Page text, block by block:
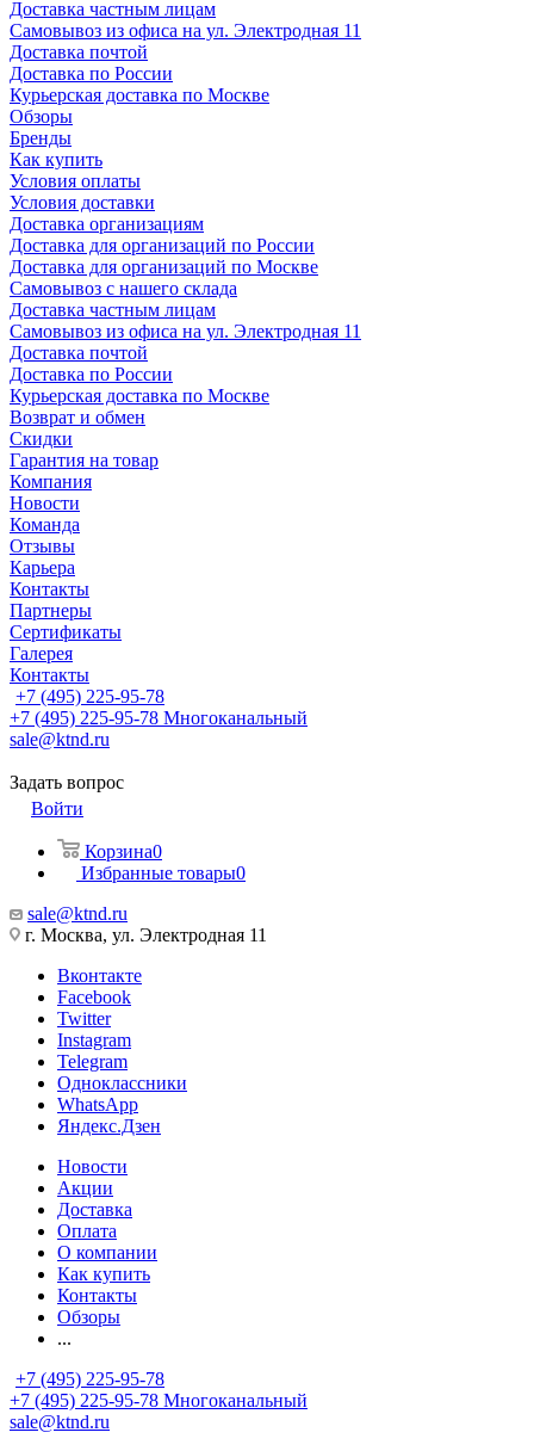
Доставка частным лицам
Самовывоз из офиса на ул. Электродная 11
Доставка почтой
Доставка по России
Курьерская доставка по Москве
Обзоры
Бренды
Как купить
Условия оплаты
Условия доставки
Доставка организациям
Доставка для организаций по России
Доставка для организаций по Москве
Самовывоз с нашего склада
Доставка частным лицам
Самовывоз из офиса на ул. Электродная 11
Доставка почтой
Доставка по России
Курьерская доставка по Москве
Возврат и обмен
Скидки
Гарантия на товар
Компания
Новости
Команда
Отзывы
Карьера
Контакты
Партнеры
Сертификаты
Галерея
Контакты
+7 (495) 225-95-78
+7 (495) 225-95-78 Многоканальный
sale@ktnd.ru
Задать вопрос
Войти
Корзина0
Избранные товары0
sale@ktnd.ru
г. Москва, ул. Электродная 11
Вконтакте
Facebook
Twitter
Instagram
Telegram
Одноклассники
WhatsApp
Яндекс.Дзен
Новости
Акции
Доставка
Оплата
О компании
Как купить
Контакты
Обзоры
...
+7 (495) 225-95-78
+7 (495) 225-95-78 Многоканальный
sale@ktnd.ru